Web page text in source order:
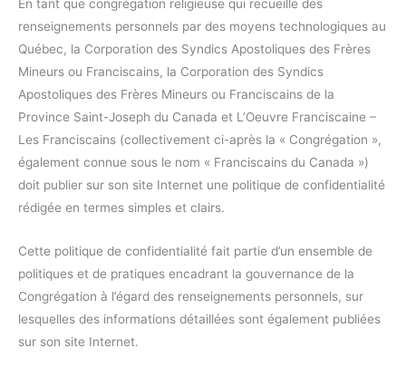
En tant que congrégation religieuse qui recueille des
renseignements personnels par des moyens technologiques au
Québec, la Corporation des Syndics Apostoliques des Frères
Mineurs ou Franciscains, la Corporation des Syndics
Apostoliques des Frères Mineurs ou Franciscains de la
Province Saint-Joseph du Canada et L’Oeuvre Franciscaine –
Les Franciscains (collectivement ci-après la « Congrégation »,
également connue sous le nom « Franciscains du Canada »)
doit publier sur son site Internet une politique de confidentialité
rédigée en termes simples et clairs.
Cette politique de confidentialité fait partie d’un ensemble de
politiques et de pratiques encadrant la gouvernance de la
Congrégation à l’égard des renseignements personnels, sur
lesquelles des informations détaillées sont également publiées
sur son site Internet.